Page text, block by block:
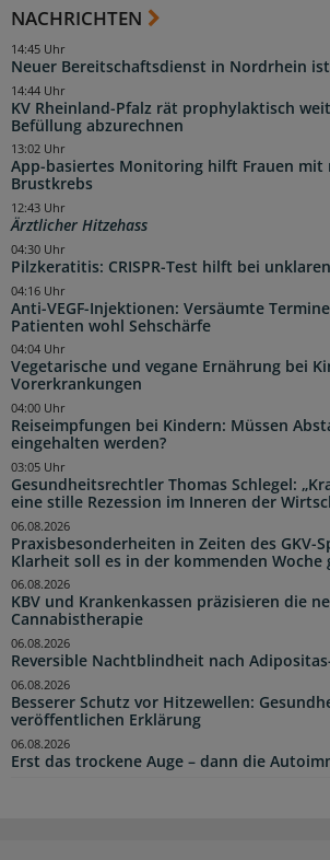
NACHRICHTEN
Neuer Bereitschaftsdienst in Nordrhein
14:45 Uhr
KV Rheinland-Pfalz rät prophylaktisch
Befüllung abzurechnen
14:44 Uhr
App-basiertes Monitoring hilft Frauen mit
Brustkrebs
13:02 Uhr
Ärztlicher Hitzehass
12:43 Uhr
Pilzkeratitis: CRISPR-Test hilft bei
04:30 Uhr
Anti-VEGF-Injektionen: Versäumte
Patienten wohl Sehschärfe
04:16 Uhr
Vegetarische und vegane Ernährung bei
Vorerkrankungen
04:04 Uhr
Reiseimpfungen bei Kindern: Müssen
eingehalten werden?
04:00 Uhr
Gesundheitsrechtler Thomas Schlegel:
eine stille Rezession im Inneren der
03:05 Uhr
Praxisbesonderheiten in Zeiten des GKV-
Klarheit soll es in der kommenden Woche
06.08.2026
KBV und Krankenkassen präzisieren die
Cannabistherapie
06.08.2026
Reversible Nachtblindheit nach
06.08.2026
Besserer Schutz vor Hitzewellen:
veröffentlichen Erklärung
06.08.2026
Erst das trockene Auge – dann die
06.08.2026